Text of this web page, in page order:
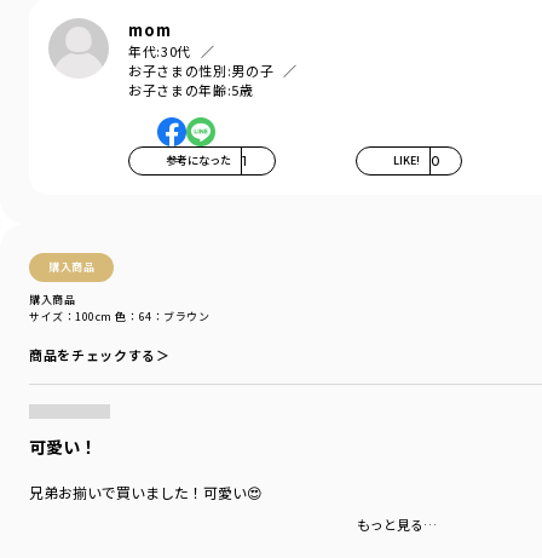
mom
年代:30代
お子さまの性別:男の子
お子さまの年齢:5歳
参考になった 1 LIKE! 0
購入商品
購入商品
サイズ：100cm 色：64：ブラウン
商品をチェックする＞
可愛い！
兄弟お揃いで買いました！可愛い😍
もっと見る…
伸縮性：あり
＃drc＃おとこのこ＃おんなのこ＃ボーイズ＃ガールズ
＃通園コーデ＃通学コーデ＃小学生コーデ
＃リンク＃リンクコーデ＃ユニセックス
＃100cm＃110cm＃120cm＃130cm＃140cm＃150cm#160cm
着用イメージ/カラー：65:ライム
モデル：身長108.5cm 体重17kg
シーズン
カラー
／ブラウン